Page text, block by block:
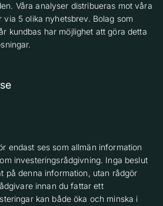
Våra analyser distribueras mot våra
via 5 olika nyhetsbrev. Bolag som
kundbas har möjlighet att göra detta
endast ses som allmän information
investeringsrådgivning. Inga beslut
på denna information, utan rådgör
innan du fattar ett
kan både öka och minska i